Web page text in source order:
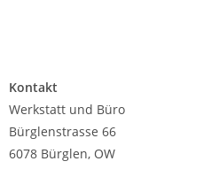
Kontakt
Werkstatt und Büro
Bürglenstrasse 66
6078 Bürglen, OW